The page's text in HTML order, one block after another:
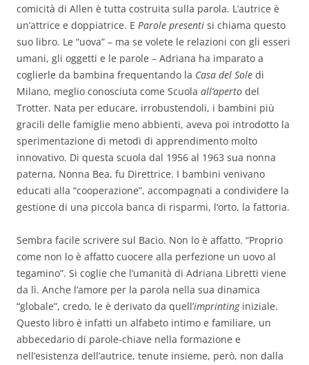
comicità di Allen è tutta costruita sulla parola. L’autrice è
un’attrice e doppiatrice. E Parole presenti si chiama questo
suo libro. Le “uova” – ma se volete le relazioni con gli esseri
umani, gli oggetti e le parole – Adriana ha imparato a
coglierle da bambina frequentando la Casa del Sole di
Milano, meglio conosciuta come Scuola all’aperto del
Trotter. Nata per educare, irrobustendoli, i bambini più
gracili delle famiglie meno abbienti, aveva poi introdotto la
sperimentazione di metodi di apprendimento molto
innovativo. Di questa scuola dal 1956 al 1963 sua nonna
paterna, Nonna Bea, fu Direttrice. I bambini venivano
educati alla “cooperazione”, accompagnati a condividere la
gestione di una piccola banca di risparmi, l’orto, la fattoria.
Sembra facile scrivere sul Bacio. Non lo è affatto. “Proprio
come non lo è affatto cuocere alla perfezione un uovo al
tegamino”. Si coglie che l’umanità di Adriana Libretti viene
da lì. Anche l’amore per la parola nella sua dinamica
“globale”, credo, le è derivato da quell’imprintinginiziale.
Questo libro è infatti un alfabeto intimo e familiare, un
abbecedario di parole-chiave nella formazione e
nell’esistenza dell’autrice, tenute insieme, però, non dalla